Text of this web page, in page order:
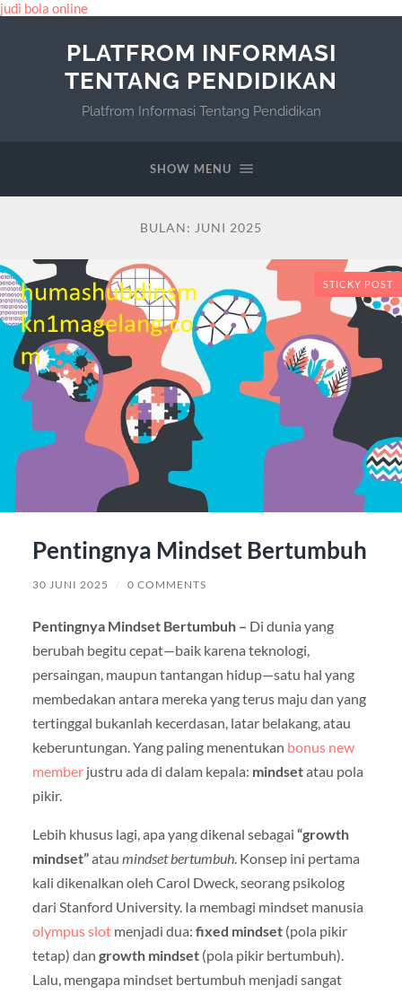
judi bola online
PLATFROM INFORMASI
TENTANG PENDIDIKAN
Platfrom Informasi Tentang Pendidikan
SHOW MENU
BULAN: JUNI 2025
STICKY POST
Pentingnya Mindset Bertumbuh
30 JUNI 2025 / 0 COMMENTS
Pentingnya Mindset Bertumbuh – Di dunia yang
berubah begitu cepat—baik karena teknologi,
persaingan, maupun tantangan hidup—satu hal yang
membedakan antara mereka yang terus maju dan yang
tertinggal bukanlah kecerdasan, latar belakang, atau
keberuntungan. Yang paling menentukan bonus new
memberjustru ada di dalam kepala: mindsetatau pola
pikir.
Lebih khusus lagi, apa yang dikenal sebagai “growth
mindset”atau mindset bertumbuh. Konsep ini pertama
kali dikenalkan oleh Carol Dweck, seorang psikolog
dari Stanford University. Ia membagi mindset manusia
olympus slotmenjadi dua: fixed mindset(pola pikir
tetap) dan growth mindset(pola pikir bertumbuh).
Lalu, mengapa mindset bertumbuh menjadi sangat